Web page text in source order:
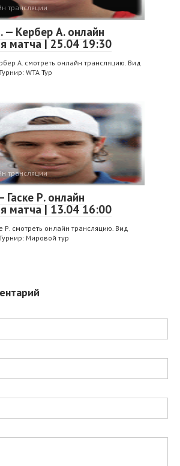
трансляции
— Кербер А. онлайн
матча | 25.04 19:30
А. смотреть онлайн трансляцию. Вид
WTA Тур
трансляции
Р. онлайн
матча | 13.04 16:00
Р. смотреть онлайн трансляцию. Вид
Мировой тур